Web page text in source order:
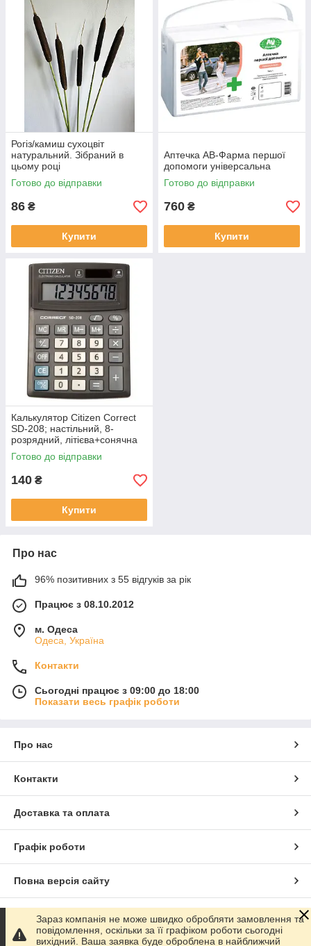
Рогіз/камиш сухоцвіт
натуральний. Зібраний в
цьому році
Готово до відправки
86 ₴
Купити
Аптечка АВ-Фарма першої
допомоги універсальна
Готово до відправки
760 ₴
Купити
Калькулятор Citizen Correct
SD-208; настільний, 8-
розрядний, літієва+сонячна
батарея, 138х103x24 мм
Готово до відправки
140 ₴
Купити
Про нас
96% позитивних з 55 відгуків за рік
Працює з 08.10.2012
м. Одеса
Одеса, Україна
Контакти
Сьогодні працює з 09:00 до 18:00
Показати весь графік роботи
Про нас
Контакти
Доставка та оплата
Графік роботи
Повна версія сайту
Сайт створено на маркетплейсіProm.ua
Зараз компанія не може швидко обробляти замовлення та
повідомлення, оскільки за її графіком роботи сьогодні
вихідний. Ваша заявка буде оброблена в найближчий